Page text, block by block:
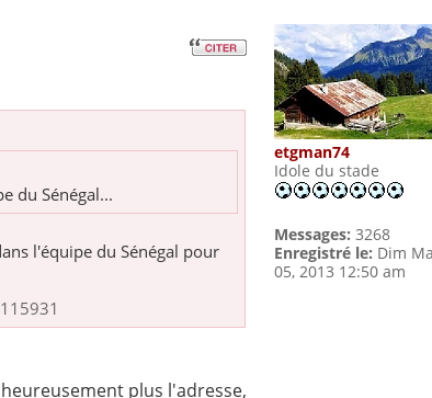
du Sénégal...
l'équipe du Sénégal pour
plus l'adresse,
etgman74
Idole du stade
Messages: 3268
Enregistré le: Dim
05, 2013 12:50 am